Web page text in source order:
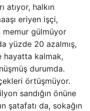
atıyor, halkın
eriyen işçi,
memur gülmüyor
yüzde 20 azalmış,
hayatta kalmak,
durumda.
örtüşmüyor.
sandığın önüne
şatafatı da, sokağın